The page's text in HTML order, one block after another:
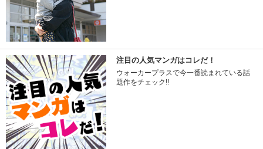
注目の人気マンガはコレだ！
ウォーカープラスで今一番読まれている話
題作をチェック!!